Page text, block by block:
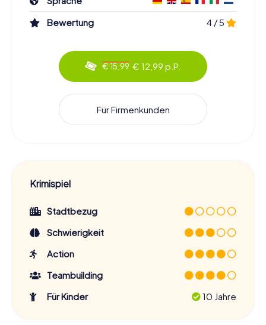
Bewertung
4 / 5
€ 15,99 € 12,99 p.P.
Für Firmenkunden
Krimispiel
Stadtbezug
Schwierigkeit
Action
Teambuilding
Für Kinder
10 Jahre